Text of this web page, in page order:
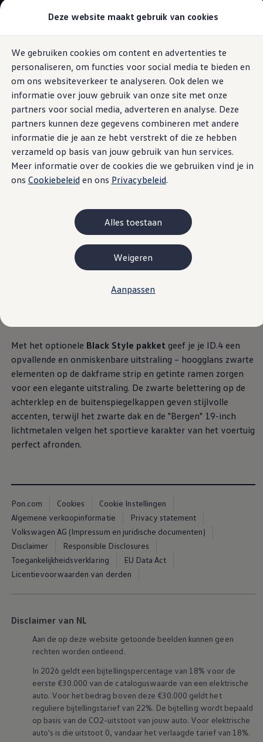
Deze website maakt gebruik van cookies
We gebruiken cookies om content en advertenties te
personaliseren, om functies voor social media te bieden en
om ons websiteverkeer te analyseren. Ook delen we
informatie over jouw gebruik van onze site met onze
partners voor social media, adverteren en analyse. Deze
partners kunnen deze gegevens combineren met andere
informatie die je aan ze hebt verstrekt of die ze hebben
verzameld op basis van jouw gebruik van hun services.
Meer informatie over de cookies die we gebruiken vind je in
ons Cookiebeleid en ons Privacybeleid.
Alles toestaan
Weigeren
Aanpassen
Ga naar
pagina
content
Ga
naar
footer
Modellen & Samenstellen
Stel jouw Volkswagen samen
Onze voorraad
Onze occasions
Bekijk onze acties
Vergelijk onze modellen
Lease & Financiering
Zakelijk
Full Operational Lease
Financial Lease
Bijtelling
Eigen bijdrage
Help mij kiezen
Privé
Private Lease
Financieren
Help mij kiezen
Private Lease
Verzekering
Elektrisch & Hybride
Hybride rijden
Hybride modellen
Plug-in hybride
Full hybride
Kosten
EV-routeplanner
Meer over opladen
Bereken het elektrische rijbereik
Meer over plug-in hybride
Meer over bidirectioneel laden
Service & Onderhoud
Onderhoud
Economy Service
Aircoservice
Onderhoudsbeurt
Pechhulp
Instructieboekje
ID. Software-updates
Digitale extra's
Vind diensten voor jouw model
Volkswagen-apps, inloggen en shop
Mobiele telefoon en auto koppelen
Updates voor software, kaarten en radio
Veelgestelde vragen
Service Scan
Volkswagen legt uit
Accessoires
Over Volkswagen
Volkswagen en TeamNL
Volkswagen en Oranje
Volkswagen en SEA Water
Volkswagen Clubs
Universele autobedrijven
Volkswagen GTI
Black Style pakket
Hoogglans zwart en
sportieve details
Met het optionele Black Style pakket geef je je ID.4 een
opvallende en onmiskenbare uitstraling – hoogglans zwarte
elementen op de dakframe strip en getinte ramen zorgen
voor een elegante uitstraling. De zwarte belettering op de
achterklep en de buitenspiegelkappen geven stijlvolle
accenten, terwijl het zwarte dak en de "Bergen" 19-inch
lichtmetalen velgen het sportieve karakter van het voertuig
perfect afronden.
Pon.com Cookies
Cookie Instellingen
Algemene verkoopinformatie
Privacy statement
Volkswagen AG (Impressum en juridische documenten)
Disclaimer
Responsible Disclosures
Toegankelijkheidsverklaring
EU Data Act
Licentievoorwaarden van derden
Disclaimer van NL
Aan de op deze website getoonde beelden kunnen geen
rechten worden ontleend.
In 2026 geldt een bijtellingspercentage van 18% voor de
eerste €30.000 van de cataloguswaarde van een elektrische
auto. Voor het bedrag boven deze €30.000 geldt het
reguliere bijtellingstarief van 22%. De bijtelling wordt bepaald
op basis van de CO2-uitstoot van jouw auto. Voor elektrische
auto's is die uitstoot 0, vandaar het verlaagde tarief van 18%.